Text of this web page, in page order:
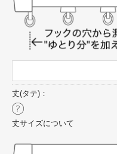
丈(タテ)：
丈サイズについて